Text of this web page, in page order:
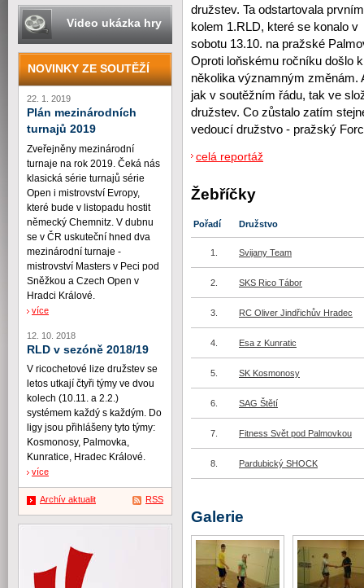
družstev. Ta odstartovala prvním
kolem 1.RLD, které se konalo v
sobotu 13.10. na pražské
Oproti loňskému ročníku došlo k
několika významným změnám.
jak v soutěžním řádu, tak ve
družstev. Co zůstalo zatím
vedoucí družstvo - pražský
celá reportáž
Žebříčky
Pořadí Družstvo
1. Svijany Team
2. SKS Rico Tábor
3. RC Oliver Jindřichův Hradec
4. Esa z Kunratic
5. SK Kosmonosy
6. SAG Štětí
7. Fitness Svět pod Palmovkou
8. Pardubický SHOCK
Galerie
Video ukázka hry
NOVINKY ZE SOUTĚŽÍ
22. 1. 2019
Plán mezinárodních
turnajů 2019
Zveřejněny mezinárodní
turnaje na rok 2019. Čeká nás
klasická série turnajů série
Open i mistrovství Evropy,
které bude v listopadu hostit
německý Chemnitz. V dubnu
se v ČR uskuteční hned dva
mezinárodní turnaje -
mistrovství Masters v Peci pod
Sněžkou a Czech Open v
Hradci Králové.
více
12. 10. 2018
RLD v sezóně 2018/19
V ricochetové lize družstev se
letos utkají čtyři týmy ve dvou
kolech (10.11. a 2.2.)
systémem každý s každým. Do
ligy jsou přihlášeny tyto týmy:
Kosmonosy, Palmovka,
Kunratice, Hradec Králové.
více
Archív aktualit RSS